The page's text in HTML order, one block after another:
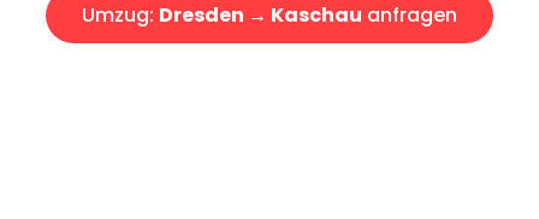
Umzug: Dresden → Kaschau anfragen